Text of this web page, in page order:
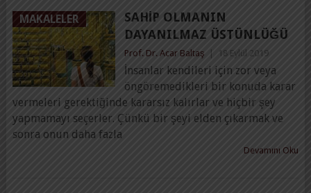
MAKALELER
SAHIP OLMANIN
DAYANILMAZ ÜSTÜNLÜĞÜ
Prof. Dr. Acar Baltaş 18 Eylül 2019
İnsanlar kendileri için zor veya
öngöremedikleri bir konuda karar
vermeleri gerektiğinde kararsız kalırlar ve hiçbir şey
yapmamayı seçerler. Çünkü bir şeyi elden çıkarmak ve
sonra onun daha fazla
Devamını Oku